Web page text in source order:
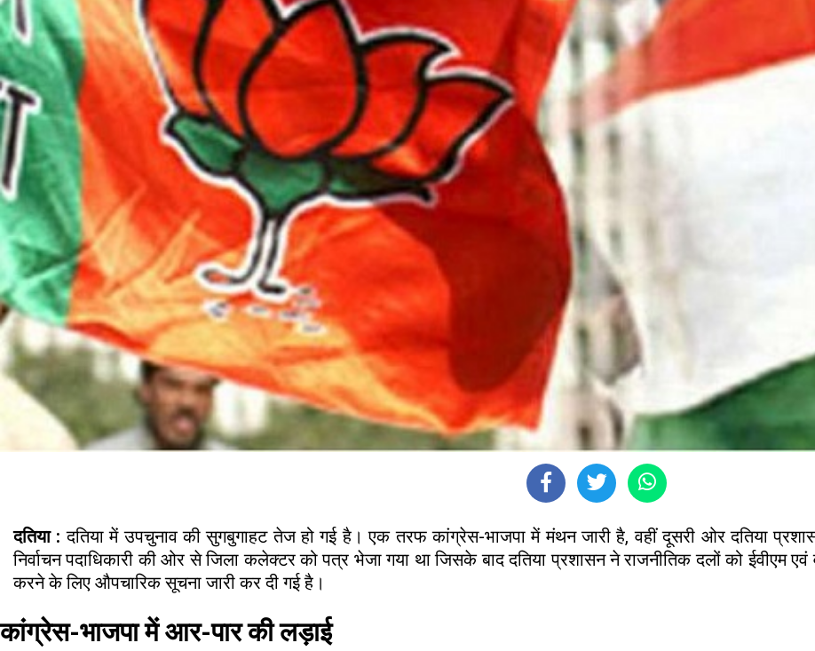
दतिया :दतिया में उपचुनाव की सुगबुगाहट तेज हो गई है। एक तरफ कांग्रेस-भाजपा में मंथन जारी है, वहीं दूसरी ओर दतिया
निर्वाचन पदाधिकारी की ओर से जिला कलेक्टर को पत्र भेजा गया था जिसके बाद दतिया प्रशासन ने राजनीतिक दलों को ईवीएम
करने के लिए औपचारिक सूचना जारी कर दी गई है।
कांग्रेस-भाजपा में आर-पार की लड़ाई